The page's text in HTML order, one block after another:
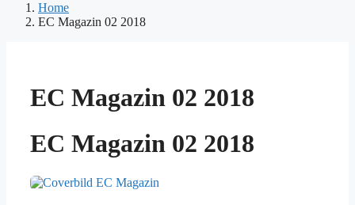
Home
EC Magazin 02 2018
EC Magazin 02 2018
EC Magazin 02 2018